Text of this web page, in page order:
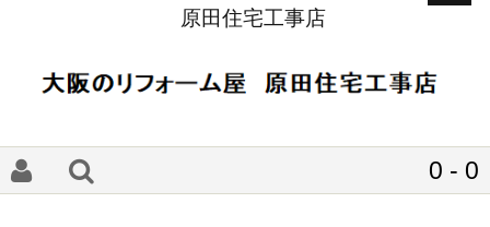
原田住宅工事店
0 - 0